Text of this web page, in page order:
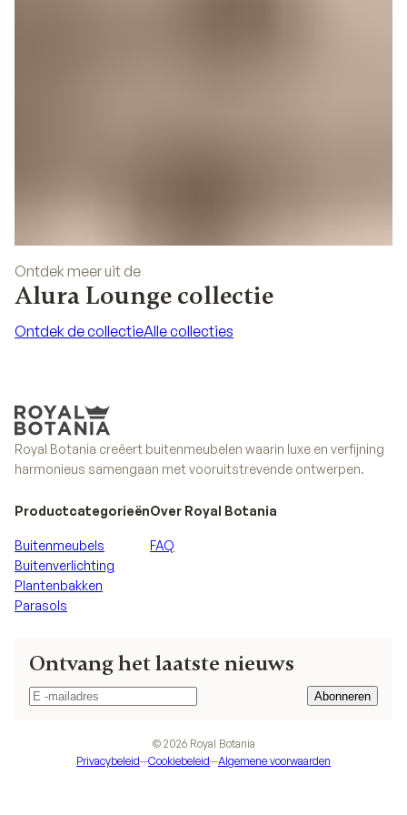
Ontdek meer uit de
Alura Lounge collectie
Ontdek de collectieAlle collecties
Royal Botania creëert buitenmeubelen waarin luxe en verfijning
harmonieus samengaan met vooruitstrevende ontwerpen.
Ontvang het laatste nieuws
Abonneren
Abonneren
Productcategorieën
Buitenmeubels
Buitenverlichting
Plantenbakken
Parasols
Over Royal Botania
FAQ
© 2026 Royal Botania
Privacybeleid—Cookiebeleid—Algemene voorwaarden